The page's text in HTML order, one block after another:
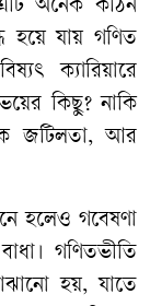
অনেক কঠিন
হয়ে যায় গণিত
ক্যারিয়ারে
কিছু? নাকি
জটিলতা, আর
হলেও গবেষণা
গণিতভীতি
হয়, যাতে